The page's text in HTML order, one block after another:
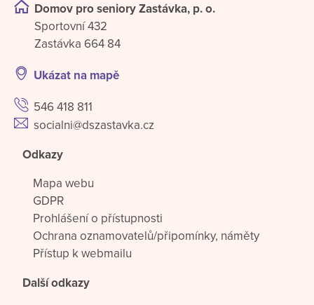
Domov pro seniory Zastávka, p. o.
Sportovní 432
Zastávka 664 84
Ukázat na mapě
546 418 811
socialni@dszastavka.cz
Odkazy
Mapa webu
GDPR
Prohlášení o přístupnosti
Ochrana oznamovatelů/připomínky, náměty
Přístup k webmailu
Další odkazy